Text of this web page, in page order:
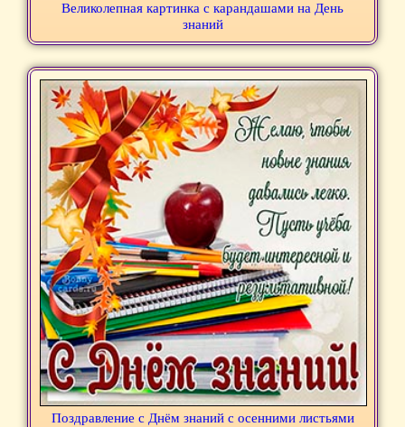
Великолепная картинка с карандашами на День
знаний
Поздравление с Днём знаний с осенними листьями